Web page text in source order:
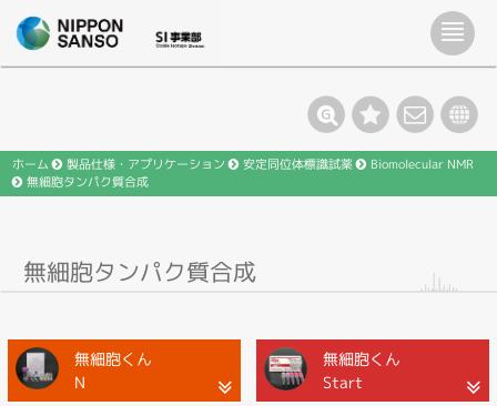
ホーム 製品仕様・アプリケーション 安定同位体標識試薬
Biomolecular NMR
無細胞タンパク質合成
無細胞タンパク質合成
無細胞くん
N
無細胞くん
Start